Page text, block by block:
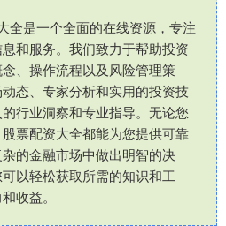
全是一个全面的在线资源，专注
和服务。我们致力于帮助投资
、操作流程以及风险管理策
态、专家分析和实用的投资技
行业洞察和专业指导。无论您
票配资大全都能为您提供可靠
的金融市场中做出明智的决
以轻松获取所需的知识和工
收益。